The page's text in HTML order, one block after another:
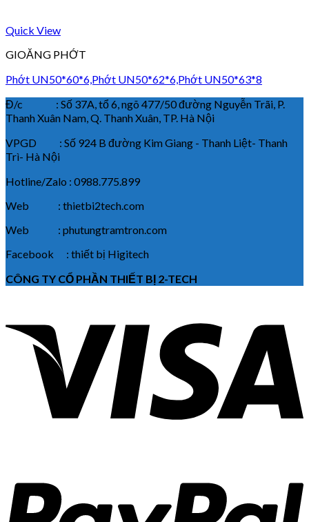
Quick View
GIOĂNG PHỚT
Phớt UN50*60*6,Phớt UN50*62*6,Phớt UN50*63*8
Đ/c : Số 37A, tổ 6, ngõ 477/50 đường Nguyễn Trãi, P.
Thanh Xuân Nam, Q. Thanh Xuân, TP. Hà Nội
VPGD : Số 924 B đường Kim Giang - Thanh Liệt- Thanh
Trì- Hà Nội
Hotline/Zalo : 0988.775.899
Web : thietbi2tech.com
Web : phutungtramtron.com
Facebook : thiết bị Higitech
CÔNG TY CỔ PHẦN THIẾT BỊ 2-TECH